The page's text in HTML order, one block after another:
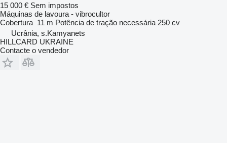
15 000 € Sem impostos
Máquinas de lavoura - vibrocultor
Cobertura 11 m Potência de tração necessária 250 cv
Ucrânia, s.Kamyanets
HILLCARD UKRAINE
Contacte o vendedor